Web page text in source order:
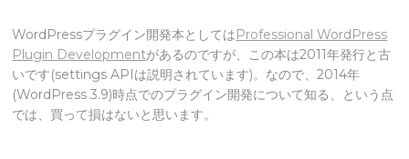
WordPressプラグイン開発本としては Professional WordPress
Plugin Developmentがあるのですが、この本は2011年発行と古
いです(settings APIは説明されています)。なので、2014年
(WordPress 3.9)時点でのプラグイン開発について知る、という点
では、買って損はないと思います。